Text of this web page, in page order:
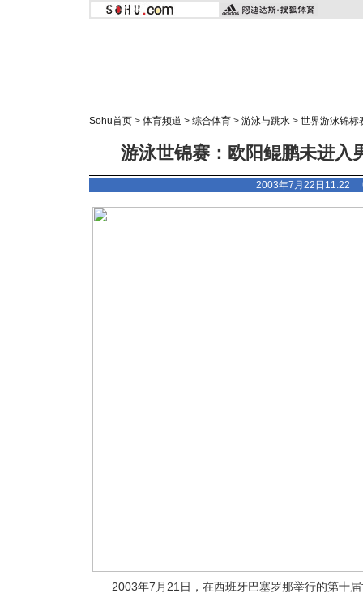
Sohu首页 > 体育频道 > 综合体育 > 游泳与跳水 > 世界游泳锦标
游泳世锦赛：欧阳鲲鹏未进入
2003年7月22日11:22
2003年7月21日，在西班牙巴塞罗那举行的第十届